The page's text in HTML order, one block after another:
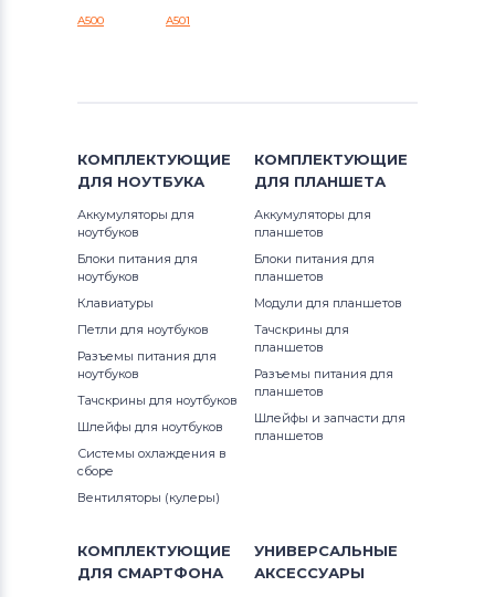
A500 A501
КОМПЛЕКТУЮЩИЕ
ДЛЯ НОУТБУКА
Аккумуляторы для
ноутбуков
Блоки питания для
ноутбуков
Клавиатуры
Петли для ноутбуков
Разъемы питания для
ноутбуков
Тачскрины для ноутбуков
Шлейфы для ноутбуков
Системы охлаждения в
сборе
Вентиляторы (кулеры)
КОМПЛЕКТУЮЩИЕ
ДЛЯ ПЛАНШЕТА
Аккумуляторы для
планшетов
Блоки питания для
планшетов
Модули для планшетов
Тачскрины для
планшетов
Разъемы питания для
планшетов
Шлейфы и запчасти для
планшетов
КОМПЛЕКТУЮЩИЕ
ДЛЯ СМАРТФОНА
УНИВЕРСАЛЬНЫЕ
АКСЕССУАРЫ